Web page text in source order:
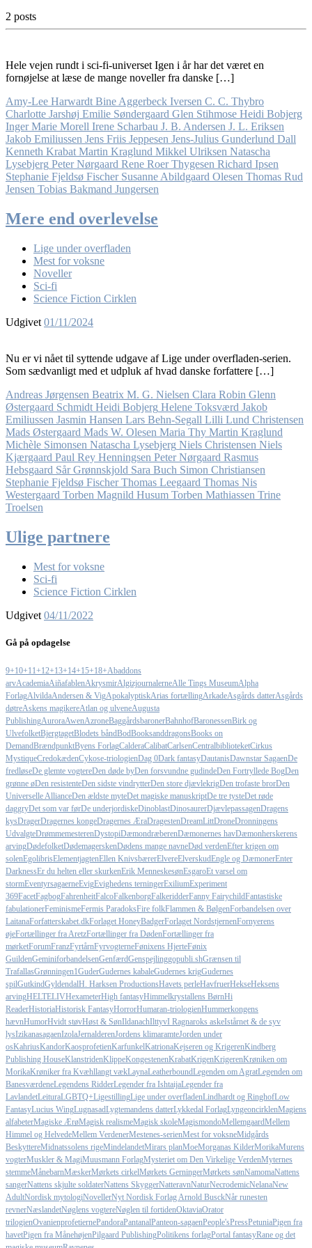
2 posts
Hele vejen rundt i sci-fi-universet Igen i år har det været en
fornøjelse at læse de mange noveller fra danske […]
Amy-Lee Harwardt Bine Aggerbeck Iversen C. C. Thybro
Charlotte Jarshøj Emilie Søndergaard Glen Stihmose Heidi Bobjerg
Inger Marie Morell Irene Scharbau J. B. Andersen J. L. Eriksen
Jakob Emiliussen Jens Friis Jeppesen Jens-Julius Gunderlund Dall
Kenneth Krabat Martin Kraglund Mikkel Ulriksen Natascha
Lysebjerg Peter Nørgaard Rene Roer Thygesen Richard Ipsen
Stephanie Fjeldsø Fischer Susanne Abildgaard Olesen Thomas Rud
Jensen Tobias Bakmand Jungersen
Mere end overlevelse
Lige under overfladen
Mest for voksne
Noveller
Sci-fi
Science Fiction Cirklen
Udgivet 01/11/2024
Nu er vi nået til syttende udgave af Lige under overfladen-serien.
Som sædvanligt med et udpluk af hvad danske forfattere […]
Andreas Jørgensen Beatrix M. G. Nielsen Clara Robin Glenn
Østergaard Schmidt Heidi Bobjerg Helene Toksværd Jakob
Emiliussen Jasmin Hansen Lars Behn-Segall Lilli Lund Christensen
Mads Østergaard Mads W. Olesen Maria Thy Martin Kraglund
Michèle Simonsen Natascha Lysebjerg Niels Christensen Niels
Kjærgaard Paul Rey Henningsen Peter Nørgaard Rasmus
Hebsgaard Sår Grønnskjold Sara Buch Simon Christiansen
Stephanie Fjeldsø Fischer Thomas Leegaard Thomas Nis
Westergaard Torben Magnild Husum Torben Mathiassen Trine
Troelsen
Ulige partnere
Mest for voksne
Sci-fi
Science Fiction Cirklen
Udgivet 04/11/2022
Gå på opdagelse
9+10+11+12+13+14+15+18+Abaddons
arvAcademiaAiñafablenAkrysmirAlgizjournalerneAlle Tings MuseumAlpha
ForlagAlvildaAndersen & VigApokalyptiskArias fortællingArkadeAsgårds datterAsgårds
døtreAskens magikereAtlan og ulveneAugusta
PublishingAuroraAwenAzroneBaggårdsbaronerBahnhofBaronessenBirk og
UlvefolketBjergtagetBlodets båndBodBooksanddragonsBooks on
DemandBrændpunktByens ForlagCalderaCalibatCarlsenCentralbiblioteketCirkus
MystiqueCredokædenCykose-triologienDag 0Dark fantasyDautanisDawnstar SagaenDe
fredløseDe glemte vogtereDen døde byDen forsvundne gudindeDen Fortryllede BogDen
grønne øDen resistenteDen sidste vindrytterDen store djævlekrigDen trofaste brorDen
Universelle AllianceDen ældste myteDet magiske manuskriptDe tre tysteDet røde
daggryDet som var førDe underjordiskeDinoblastDinosaurerDjævlepassagenDragens
kysDragerDragernes kongeDragernes ÆraDragestenDreamLittDroneDronningens
UdvalgteDrømmemesterenDystopiDæmondræberenDæmonernes havDæmonherskerens
arvingDødefolketDødemagerskenDødens mange navneDød verdenEfter krigen om
solenEgolibrisElementjagtenEllen KnivsbærerElvereElverskudEngle og DæmonerEnter
DarknessEr du helten eller skurkenErik MenneskesønEsgaroEt varsel om
stormEventyrsagaerneEvigEvighedens terningerExiliumExperiment
369FacetFagbogFahrenheitFalcoFalkenborgFalkeridderFanny FairychildFantastiske
fabulationerFeminismeFermis ParadoksFire folkFlammen & BølgenForbandelsen over
LaitanaForfatterskabet.dkForlaget HoneyBadgerForlaget NordstjernenFornyerens
øjeFortællinger fra AretzFortællinger fra DødenFortællinger fra
mørketForumFranzFyrtårnFyrvogterneFønixens HjerteFønix
GuildenGeminiforbandelsenGenfærdGenspejlinggopubli.shGrænsen til
TrafallasGrønningen1GuderGudernes kabaleGudernes krigGudernes
spilGutkindGyldendalH. Harksen ProductionsHavets perleHavfruerHekseHeksens
arvingHELTELIVHexameterHigh fantasyHimmelkrystallens BørnHi
ReaderHistoriaHistorisk FantasyHorrorHumaran-triologienHummerkongens
hævnHumorHvidt støvHøst & SønIldanachIlttyvI Ragnaroks askeIstårnet & de syv
lysIzikanasagaenIzolaJernalderenJordens klimaramteJorden under
osKahriusKandorKaosprofetienKarfunkelKatrionaKejseren og KrigerenKindberg
Publishing HouseKlanstridenKlippeKongestenenKrabatKrigenKrigerenKrøniken om
MorikaKrøniker fra Kvæhllangt vækLaynaLeatherboundLegenden om AgratLegenden om
BanesværdeneLegendens RidderLegender fra IshtaijaLegender fra
LavlandetLeituraLGBTQ+LigestillingLige under overfladenLindhardt og RinghofLow
FantasyLucius WingLugnasadLygtemandens datterLykkedal ForlagLyngeoncirklenMagiens
alfabeterMagiske ÆrøMagisk realismeMagisk skoleMagismondoMellemgaardMellem
Himmel og HelvedeMellem VerdenerMestenes-serienMest for voksneMidgårds
BeskyttereMidnatssolens rigeMindelandetMirars planMoeMorganas KilderMorikaMurens
vogterMuskler & MagiMuusmann ForlagMysteriet om Den Virkelige VerdenMyternes
stemmeMånebarnMæskerMørkets cirkelMørkets GerningerMørkets sønNamomaNattens
sangerNattens skjulte soldaterNattens SkyggerNatteravnNaturNecrodemicNelanaNew
AdultNordisk mytologiNovellerNyt Nordisk Forlag Arnold BusckNår runesten
revnerNæslandetNøglens vogtereNøglen til fortidenOktaviaOrator
trilogienOvanienprofetiernePandoraPantanalPanteon-sagaenPeople'sPressPetuniaPigen fra
havetPigen fra MånehøjenPilgaard PublishingPolitikens forlagPortal fantasyRane og det